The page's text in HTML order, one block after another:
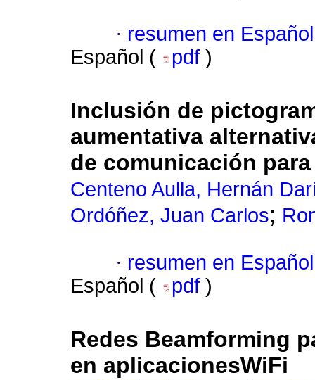
· resumen en Español
Español (
pdf )
Inclusión de
aumentativa
de comunicación
Centeno Aulla, Hernán
Ordóñez, Juan Carlos;
· resumen en Español
Español (
pdf )
Redes Beamforming
en aplicacionesWiFi